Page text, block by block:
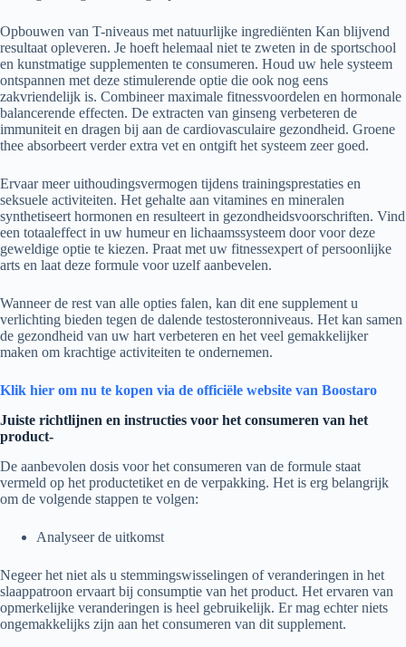
Opbouwen van T-niveaus met natuurlijke ingrediënten Kan blijvend
resultaat opleveren. Je hoeft helemaal niet te zweten in de sportschool
en kunstmatige supplementen te consumeren. Houd uw hele systeem
ontspannen met deze stimulerende optie die ook nog eens
zakvriendelijk is. Combineer maximale fitnessvoordelen en hormonale
balancerende effecten. De extracten van ginseng verbeteren de
immuniteit en dragen bij aan de cardiovasculaire gezondheid. Groene
thee absorbeert verder extra vet en ontgift het systeem zeer goed.
Ervaar meer uithoudingsvermogen tijdens trainingsprestaties en
seksuele activiteiten. Het gehalte aan vitamines en mineralen
synthetiseert hormonen en resulteert in gezondheidsvoorschriften. Vind
een totaaleffect in uw humeur en lichaamssysteem door voor deze
geweldige optie te kiezen. Praat met uw fitnessexpert of persoonlijke
arts en laat deze formule voor uzelf aanbevelen.
Wanneer de rest van alle opties falen, kan dit ene supplement u
verlichting bieden tegen de dalende testosteronniveaus. Het kan samen
de gezondheid van uw hart verbeteren en het veel gemakkelijker
maken om krachtige activiteiten te ondernemen.
Klik hier om nu te kopen via de officiële website van Boostaro
Juiste richtlijnen en instructies voor het consumeren van het
product-
De aanbevolen dosis voor het consumeren van de formule staat
vermeld op het productetiket en de verpakking. Het is erg belangrijk
om de volgende stappen te volgen:
Analyseer de uitkomst
Negeer het niet als u stemmingswisselingen of veranderingen in het
slaappatroon ervaart bij consumptie van het product. Het ervaren van
opmerkelijke veranderingen is heel gebruikelijk. Er mag echter niets
ongemakkelijks zijn aan het consumeren van dit supplement.